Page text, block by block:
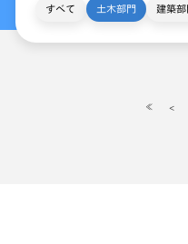
すべて 土木部門 建築部
≪ <